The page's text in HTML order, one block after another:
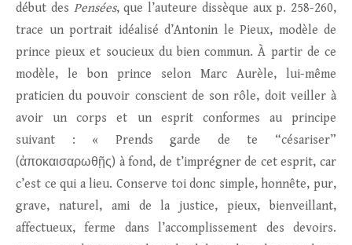
début des Pensées, que l’auteure dissèque aux p. 258-260,
trace un portrait idéalisé d’Antonin le Pieux, modèle de
prince pieux et soucieux du bien commun. À partir de ce
modèle, le bon prince selon Marc Aurèle, lui-même
praticien du pouvoir conscient de son rôle, doit veiller à
avoir un corps et un esprit conformes au principe
suivant : « Prends garde de te “césariser”
(ἀποκαισαρωθῇς) à fond, de t’imprégner de cet esprit, car
c’est ce qui a lieu. Conserve toi donc simple, honnête, pur,
grave, naturel, ami de la justice, pieux, bienveillant,
affectueux, ferme dans l’accomplissement des devoirs.